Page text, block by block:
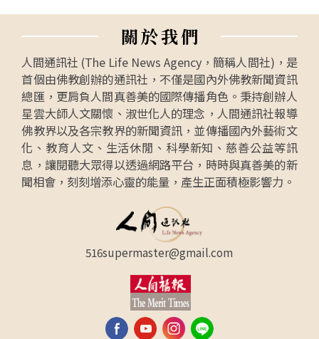
關於我們
人間通訊社 (The Life News Agency，簡稱人間社)，是
首個由佛教創辦的通訊社，不僅是國內外佛教新聞資訊
總匯，更肩負人間真善美的國際傳播角色。秉持創辦人
星雲大師人文關懷、淑世化人的理念，人間通訊社報導
佛教界以及各宗教界的新聞資訊，並傳播國內外藝術文
化、教育人文、生活休閒、科學新知、慈善公益等訊
息，讓閱聽大眾得以透過網路平台，時時與真善美的新
聞相會，刻刻增添心靈的能量，產生正面積極影響力。
516supermaster@gmail.com